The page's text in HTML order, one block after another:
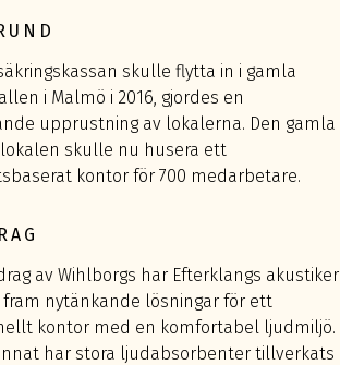
skulle flytta in i gamla
i Malmö i 2016, gjordes en
upprustning av lokalerna. Den gamla
skulle nu husera ett
kontor för 700 medarbetare.
av Wihlborgs har Efterklangs akustiker
nytänkande lösningar för ett
kontor med en komfortabel ljudmiljö.
har stora ljudabsorbenter tillverkats